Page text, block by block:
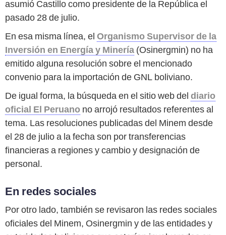
asumió Castillo como presidente de la República el
pasado 28 de julio.
En esa misma línea, el Organismo Supervisor de la
Inversión en Energía y Minería (Osinergmin) no ha
emitido alguna resolución sobre el mencionado
convenio para la importación de GNL boliviano.
De igual forma, la búsqueda en el sitio web del diario
oficial El Peruano no arrojó resultados referentes al
tema. Las resoluciones publicadas del Minem desde
el 28 de julio a la fecha son por transferencias
financieras a regiones y cambio y designación de
personal.
En redes sociales
Por otro lado, también se revisaron las redes sociales
oficiales del Minem, Osinergmin y de las entidades y